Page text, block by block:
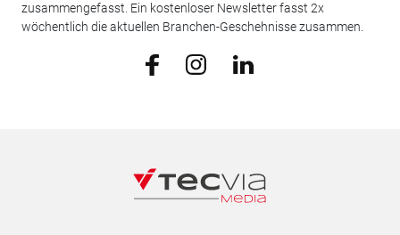
zusammengefasst. Ein kostenloser Newsletter fasst 2x
wöchentlich die aktuellen Branchen-Geschehnisse zusammen.